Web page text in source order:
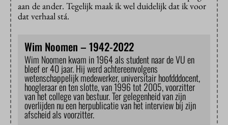
aan de ander. Tegelijk maak ik wel duidelijk dat ik voor
dat verhaal stá.
Wim Noomen – 1942-2022
Wim Noomen kwam in 1964 als student naar de VU en
bleef er 40 jaar. Hij werd achtereenvolgens
wetenschappelijk medewerker, universitair hoofdddocent,
hoogleraar en ten slotte, van 1996 tot 2005, voorzitter
van het college van bestuur. Ter gelegenheid van zijn
overlijden nu een herpublicatie van het interview bij zijn
afscheid als voorzitter.